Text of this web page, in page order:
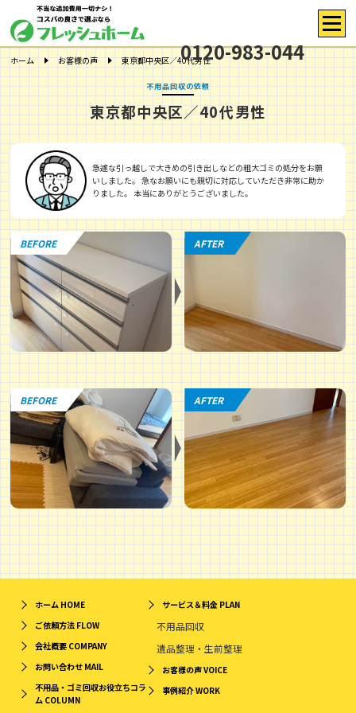
0120-983-044
ホーム お客様の声 東京都中央区／40代男性
不用品回収の依頼
東京都中央区／40代男性
急遽な引っ越しで大きめの引き出しなどの粗大ゴミの処分をお願
いしました。 急なお願いにも親切に対応していただき非常に助か
りました。 本当にありがとうございました。
BEFORE AFTER
BEFORE AFTER
ホーム HOME
ご依頼方法 FLOW
会社概要 COMPANY
お問い合わせ MAIL
不用品・ゴミ回収お役立ちコラ
ム COLUMN
サービス＆料金 PLAN
不用品回収
遺品整理・生前整理
お客様の声VOICE
事例紹介WORK